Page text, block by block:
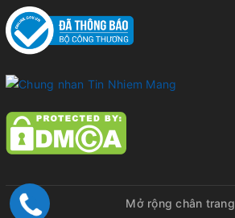
Mở rộng chân trang